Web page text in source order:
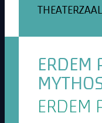
THEATERZAAL
ERDEM
ERDEM